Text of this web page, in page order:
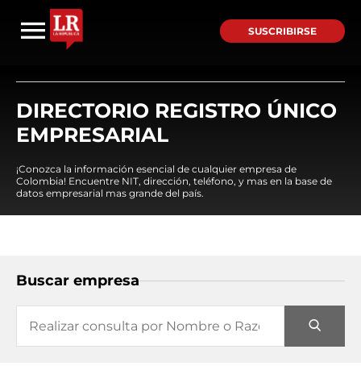
SUSCRIBIRSE
DIRECTORIO REGISTRO ÚNICO
EMPRESARIAL
¡Conozca la información esencial de cualquier empresa de
Colombia! Encuentre NIT, dirección, teléfono, y mas en la base de
datos empresarial mas grande del país.
Buscar empresa